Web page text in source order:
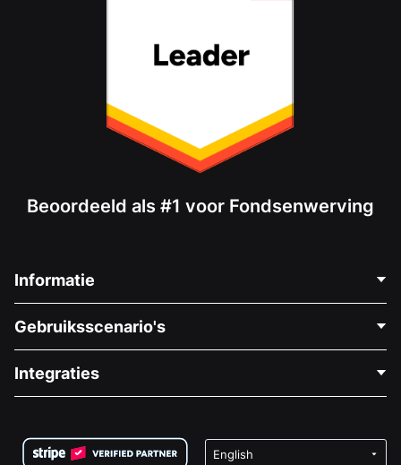
Beoordeeld als #1 voor Fondsenwerving
Informatie
Over Ons
Vacatures
Privacy
Gebruiksscenario's
Medische Fondsenwerving
Goede Doelen Fondsenwerving
Integraties
Wix Donatie Plugin